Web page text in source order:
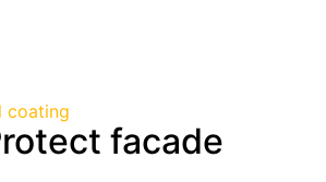
coating
facade